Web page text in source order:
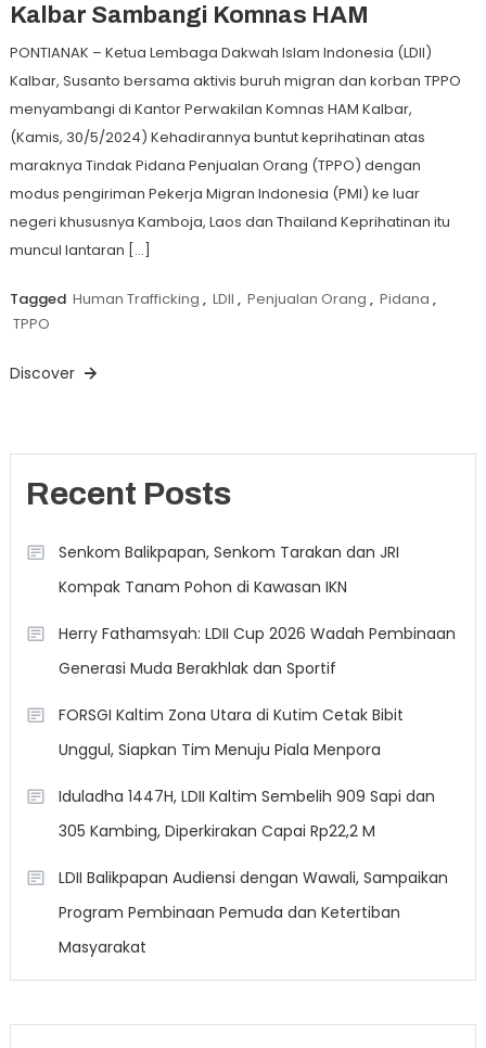
Kalbar Sambangi Komnas HAM
PONTIANAK – Ketua Lembaga Dakwah Islam Indonesia (LDII)
Kalbar, Susanto bersama aktivis buruh migran dan korban TPPO
menyambangi di Kantor Perwakilan Komnas HAM Kalbar,
(Kamis, 30/5/2024) Kehadirannya buntut keprihatinan atas
maraknya Tindak Pidana Penjualan Orang (TPPO) dengan
modus pengiriman Pekerja Migran Indonesia (PMI) ke luar
negeri khususnya Kamboja, Laos dan Thailand Keprihatinan itu
muncul lantaran […]
Tagged Human Trafficking , LDII , Penjualan Orang , Pidana ,
TPPO
Discover
Recent Posts
Senkom Balikpapan, Senkom Tarakan dan JRI
Kompak Tanam Pohon di Kawasan IKN
Herry Fathamsyah: LDII Cup 2026 Wadah Pembinaan
Generasi Muda Berakhlak dan Sportif
FORSGI Kaltim Zona Utara di Kutim Cetak Bibit
Unggul, Siapkan Tim Menuju Piala Menpora
Iduladha 1447H, LDII Kaltim Sembelih 909 Sapi dan
305 Kambing, Diperkirakan Capai Rp22,2 M
LDII Balikpapan Audiensi dengan Wawali, Sampaikan
Program Pembinaan Pemuda dan Ketertiban
Masyarakat